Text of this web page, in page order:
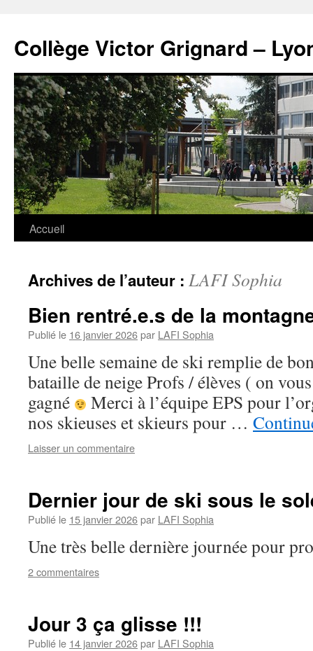
contenu
Collège Victor Grignard –
Accueil
Archives de l’auteur : LAFI Sophia
Bien rentré.e.s de la
Publié le 16 janvier 2026par LAFI Sophia
Une belle semaine de ski remplie de
bataille de neige Profs / élèves ( on
gagné
Merci à l’équipe EPS pour
nos skieuses et skieurs pour …
Laisser un commentaire
Dernier jour de ski sous le
Publié le 15 janvier 2026par LAFI Sophia
Une très belle dernière journée pour
2 commentaires
Jour 3 ça glisse !!!
Publié le 14 janvier 2026par LAFI Sophia